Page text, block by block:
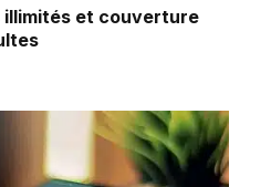
illimités et couverture